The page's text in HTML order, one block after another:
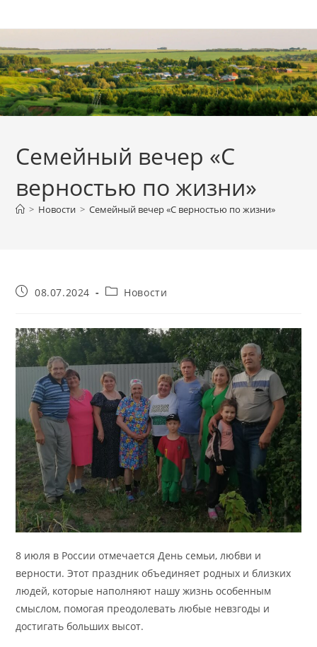
к
содержимому
Семейный вечер «С
верностью по жизни»
> Новости > Семейный вечер «С верностью по жизни»
Запись08.07.2024
Рубрика
Новости
8 июля в России отмечается День семьи, любви и
верности. Этот праздник объединяет родных и близких
людей, которые наполняют нашу жизнь особенным
смыслом, помогая преодолевать любые невзгоды и
достигать больших высот.